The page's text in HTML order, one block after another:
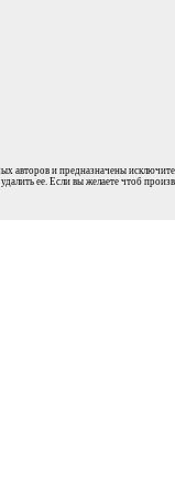
авторов и предназначены
ее. Если вы желаете чтоб